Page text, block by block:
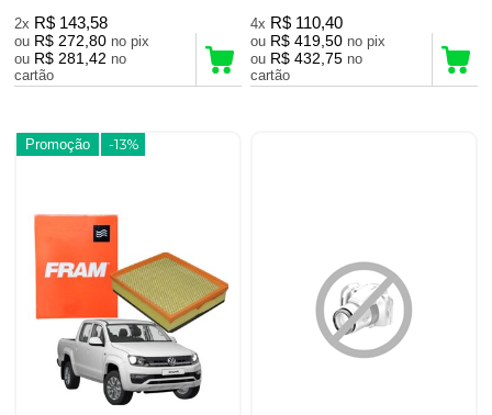
2x R$ 143,58
ou R$ 272,80
no pix
ou R$ 281,42 no
cartão
4x R$ 110,40
ou R$ 419,50
no pix
ou R$ 432,75 no
cartão
Promoção -13%